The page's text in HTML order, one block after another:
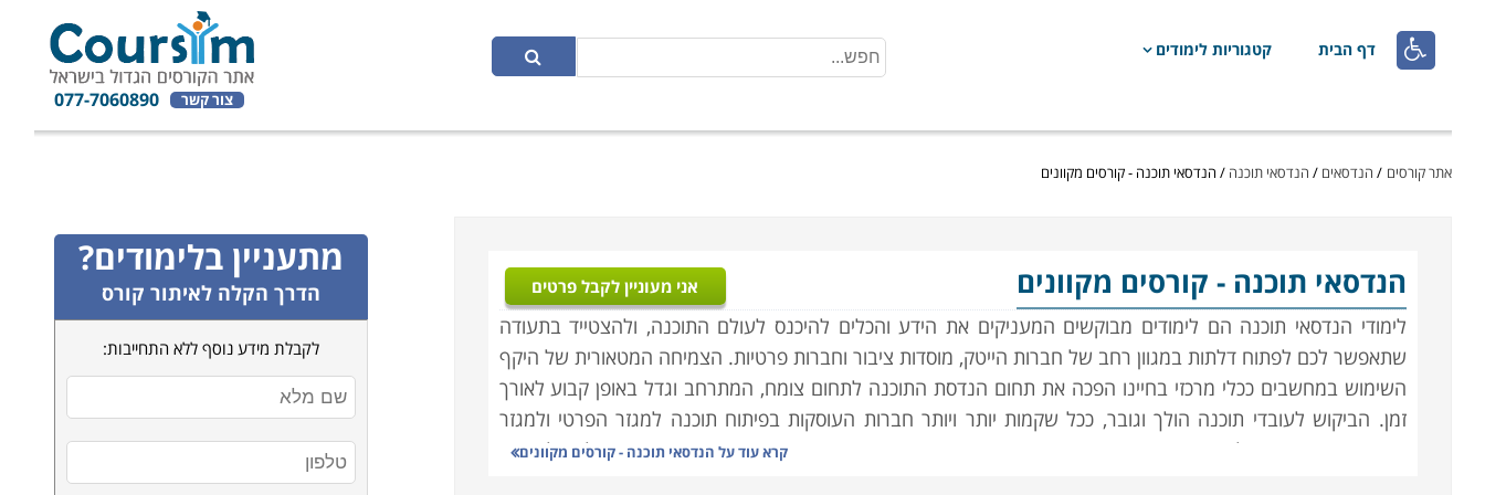
 דף הבית קטגוריות לימודים
צור קשר 077-7060890
אתר קורסים / הנדסאים / הנדסאי תוכנה / הנדסאי תוכנה - קורסים מקוונים
הנדסאי תוכנה- קורסים מקוונים אני מעוניין לקבל פרטים
לימודי הנדסאי תוכנה הם לימודים מבוקשים המעניקים את הידע והכלים להיכנס לעולם התוכנה, ולהצטייד בתעודה
שתאפשר לכם לפתוח דלתות במגוון רחב של חברות הייטק, מוסדות ציבור וחברות פרטיות. הצמיחה המטאורית של היקף
השימוש במחשבים ככלי מרכזי בחיינו הפכה את תחום הנדסת התוכנה לתחום צומח, המתרחב וגדל באופן קבוע לאורך
זמן. הביקוש לעובדי תוכנה הולך וגובר, ככל שקמות יותר ויותר חברות העוסקות בפיתוח תוכנה למגזר הפרטי ולמגזר
העסקי. מדינת ישראל המאופיינת בענף הייטק חזק מאוד, היא מדינה בה הביקוש הוא בין הגבוהים בעולם, ולימודים
קרא עוד על הנדסאי תוכנה - קורסים מקוונים
מתעניין בלימודים?
הדרך הקלה לאיתור קורס
לקבלת מידע נוסף ללא התחייבות: